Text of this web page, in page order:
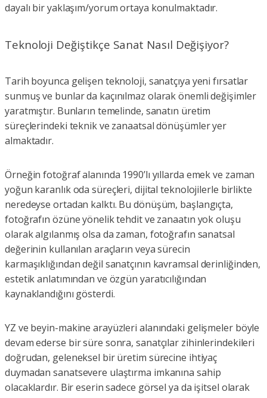
dayalı bir yaklaşım/yorum ortaya konulmaktadır.
Teknoloji Değiştikçe Sanat Nasıl Değişiyor?
Tarih boyunca gelişen teknoloji, sanatçıya yeni fırsatlar
sunmuş ve bunlar da kaçınılmaz olarak önemli değişimler
yaratmıştır. Bunların temelinde, sanatın üretim
süreçlerindeki teknik ve zanaatsal dönüşümler yer
almaktadır.
Örneğin fotoğraf alanında 1990’lı yıllarda emek ve zaman
yoğun karanlık oda süreçleri, dijital teknolojilerle birlikte
neredeyse ortadan kalktı. Bu dönüşüm, başlangıçta,
fotoğrafın özüne yönelik tehdit ve zanaatın yok oluşu
olarak algılanmış olsa da zaman, fotoğrafın sanatsal
değerinin kullanılan araçların veya sürecin
karmaşıklığından değil sanatçının kavramsal derinliğinden,
estetik anlatımından ve özgün yaratıcılığından
kaynaklandığını gösterdi.
YZ ve beyin-makine arayüzleri alanındaki gelişmeler böyle
devam ederse bir süre sonra, sanatçılar zihinlerindekileri
doğrudan, geleneksel bir üretim sürecine ihtiyaç
duymadan sanatsevere ulaştırma imkanına sahip
olacaklardır. Bir eserin sadece görsel ya da işitsel olarak